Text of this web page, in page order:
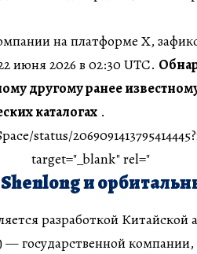
на платформе X,
июня 2026 в 02:30 UTC.
другому ранее
каталогах .
status/
target="_blank" rel="
и
разработкой Китайской
— государственной